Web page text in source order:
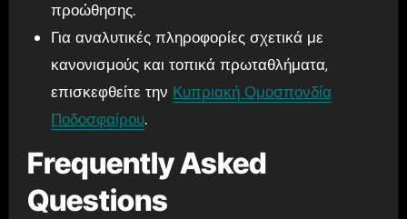
προώθησης.
Για αναλυτικές πληροφορίες σχετικά με
κανονισμούς και τοπικά πρωταθλήματα,
επισκεφθείτε την Κυπριακή Ομοσπονδία
Ποδοσφαίρου.
Frequently Asked
Questions